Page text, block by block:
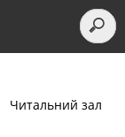
Читальний зал